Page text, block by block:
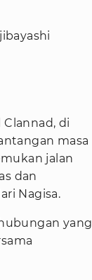
di
masa
jalan
dan
Nagisa.
yang